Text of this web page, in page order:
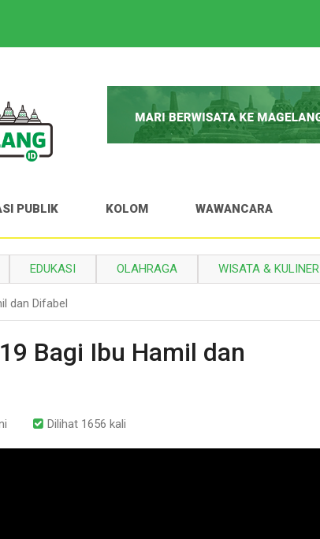
PUBLIK KOLOM WAWANCARA
EDUKASI OLAHRAGA WISATA & KULINER
dan Difabel
Bagi Ibu Hamil dan
Dilihat 1656 kali